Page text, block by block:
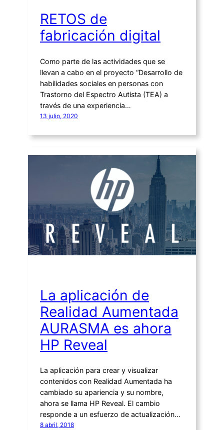
RETOS de
fabricación digital
Como parte de las actividades que se
llevan a cabo en el proyecto “Desarrollo de
habilidades sociales en personas con
Trastorno del Espectro Autista (TEA) a
través de una experiencia…
13 julio, 2020
La aplicación de
Realidad Aumentada
AURASMA es ahora
HP Reveal
La aplicación para crear y visualizar
contenidos con Realidad Aumentada ha
cambiado su apariencia y su nombre,
ahora se llama HP Reveal. El cambio
responde a un esfuerzo de actualización…
8 abril, 2018